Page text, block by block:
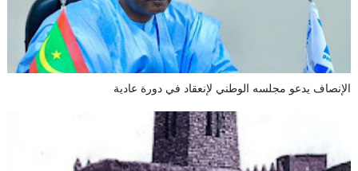
الإنصاف يدعو مجلسه الوطني لإنعقاد في دورة عادية